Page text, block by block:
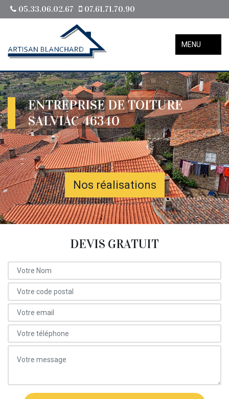
05.33.06.02.67 07.61.71.70.90
MENU
ENTREPRISE DE TOITURE
SALVIAC 46340
Nos réalisations
DEVIS GRATUIT